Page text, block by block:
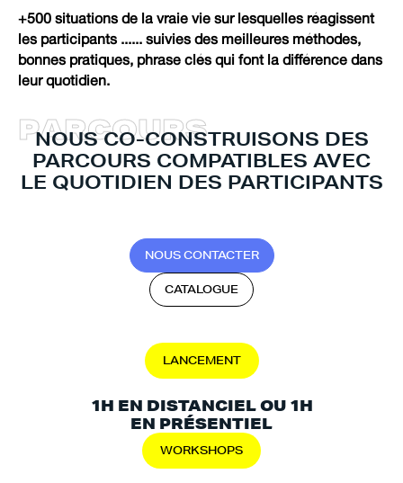
+500 situations de la vraie vie sur lesquelles réagissent
les participants ...... suivies des meilleures méthodes,
bonnes pratiques, phrase clés qui font la différence dans
leur quotidien.
NOUS CO-CONSTRUISONS DES
PARCOURS COMPATIBLES AVEC
LE QUOTIDIEN DES PARTICIPANTS
NOUS CONTACTER
CATALOGUE
PARCOURS
LANCEMENT
1H EN DISTANCIEL OU 1H
EN PRÉSENTIEL
WORKSHOPS